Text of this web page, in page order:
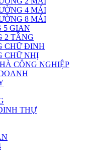
4 MÁI
8 MÁI
5 GIAN
2 TẦNG
CHỮ ĐINH
CHỮ NHỊ
CÔNG NGHIỆP
THỰ